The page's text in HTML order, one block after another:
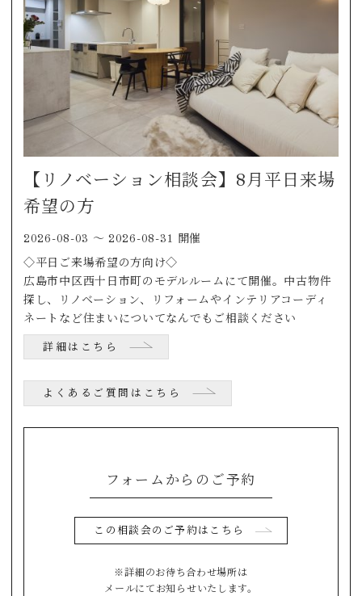
【リノベーション相談会】8月平日来場
希望の方
2026-08-03 〜 2026-08-31 開催
◇平日ご来場希望の方向け◇
広島市中区西十日市町のモデルルームにて開催。中古物件
探し、リノベーション、リフォームやインテリアコーディ
ネートなど住まいについてなんでもご相談ください
詳細はこちら
よくあるご質問はこちら
フォームからのご予約
この相談会のご予約はこちら
※詳細のお待ち合わせ場所は
メールにてお知らせいたします。